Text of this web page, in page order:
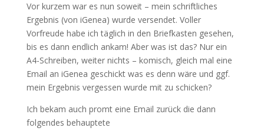
Vor kurzem war es nun soweit – mein schriftliches
Ergebnis (von iGenea) wurde versendet. Voller
Vorfreude habe ich täglich in den Briefkasten gesehen,
bis es dann endlich ankam! Aber was ist das? Nur ein
A4-Schreiben, weiter nichts – komisch, gleich mal eine
Email an iGenea geschickt was es denn wäre und ggf.
mein Ergebnis vergessen wurde mit zu schicken?
Ich bekam auch promt eine Email zurück die dann
folgendes behauptete